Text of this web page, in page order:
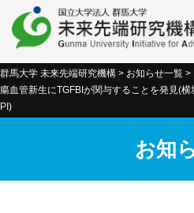
群馬大学 未来先端研究機構 > お知らせ一覧 >
瘍血管新生にTGFBIが関与することを発見(
PI)
お知